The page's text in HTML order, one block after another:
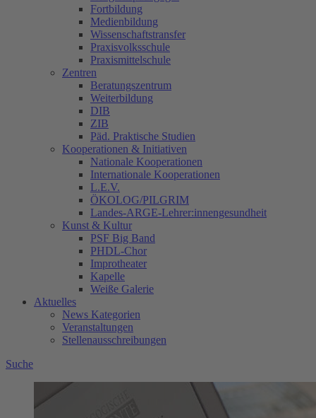
Fortbildung
Medienbildung
Wissenschaftstransfer
Praxisvolksschule
Praxismittelschule
Zentren
Beratungszentrum
Weiterbildung
DIB
ZIB
Päd. Praktische Studien
Kooperationen & Initiativen
Nationale Kooperationen
Internationale Kooperationen
L.E.V.
ÖKOLOG/PILGRIM
Landes-ARGE-Lehrer:innengesundheit
Kunst & Kultur
PSF Big Band
PHDL-Chor
Improtheater
Kapelle
Weiße Galerie
Aktuelles
News Kategorien
Veranstaltungen
Stellenausschreibungen
Suche